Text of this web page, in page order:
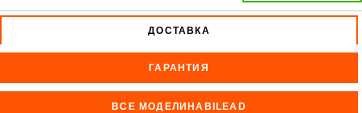
ДОСТАВКА
ГАРАНТИЯ
ВСЕ МОДЕЛИHABILEAD